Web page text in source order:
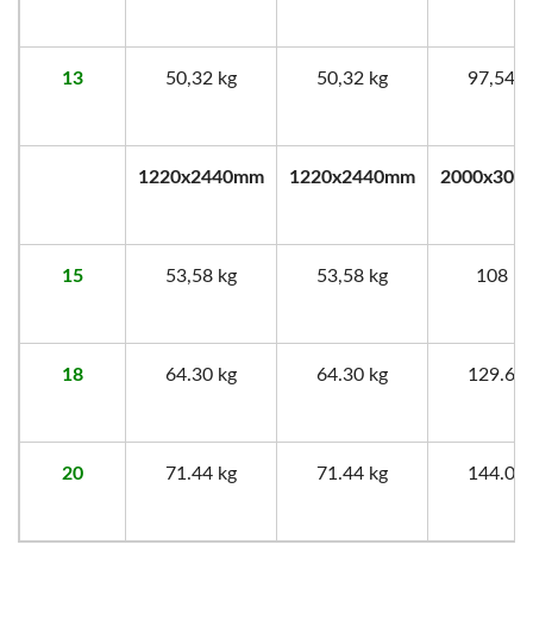
13 50,32 kg 50,32 kg 97,54
1220x2440mm 1220x2440mm
15 53,58 kg 53,58 kg 108 kg
18 64.30 kg 64.30 kg 129.6
20 71.44 kg 71.44 kg 144.0